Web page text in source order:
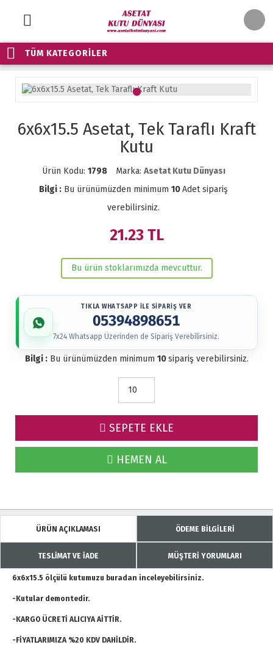
TÜM KATEGORİLER
6x6x15.5 Asetat, Tek Taraflı Kraft
Kutu
Ürün Kodu: 1798 Marka: Asetat Kutu Dünyası
Bilgi : Bu ürünümüzden minimum 10Adet sipariş
verebilirsiniz.
21.23 TL
Bu ürün stoklarımızda mevcuttur.
TIKLA WHATSAPP İLE SİPARİŞ VER
05394898651
7x24 Whatsapp Üzerinden de Sipariş Verebilirsiniz.
Bilgi :Bu ürünümüzden minimum 10sipariş verebilirsiniz.
SEPETE EKLE
HEMEN AL
ÜRÜN AÇIKLAMASI ÖDEME BİLGİLERİ
TESLİMAT VE İADE MÜŞTERİ YORUMLARI
6x6x15.5 ölçülü kutumuzu buradan inceleyebilirsiniz.
-Kutular demontedir.
-KARGO ÜCRETİ ALICIYA AİTTİR.
-FİYATLARIMIZA %20 KDV DAHİLDİR.